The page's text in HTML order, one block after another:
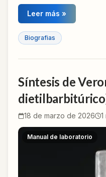
Leer más »
Biografias
Síntesis de
18 de marzo de 2026 1
Manual de laboratorio